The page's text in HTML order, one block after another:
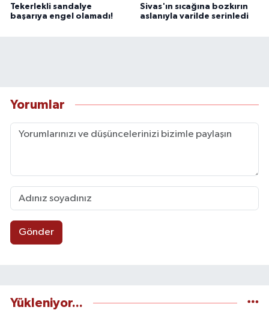
Tekerlekli sandalye
başarıya engel olamadı!
Sivas'ın sıcağına bozkırın
aslanıyla varilde serinledi
Yorumlar
Gönder
Yükleniyor...